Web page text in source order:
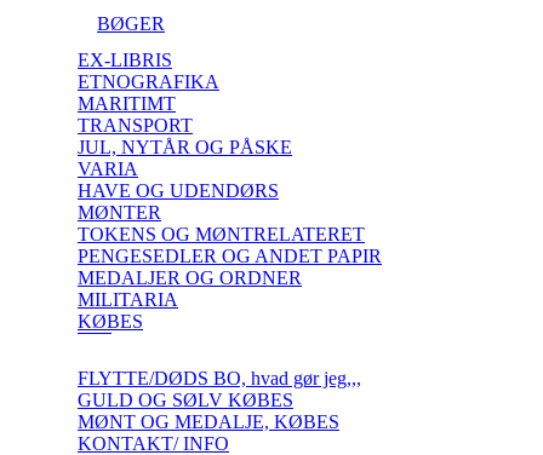
BØGER
EX-LIBRIS
ETNOGRAFIKA
MARITIMT
TRANSPORT
JUL, NYTÅR OG PÅSKE
VARIA
HAVE OG UDENDØRS
MØNTER
TOKENS OG MØNTRELATERET
PENGESEDLER OG ANDET PAPIR
MEDALJER OG ORDNER
MILITARIA
KØBES
FLYTTE/DØDS BO, hvad gør jeg,,,
GULD OG SØLV KØBES
MØNT OG MEDALJE, KØBES
KONTAKT/ INFO